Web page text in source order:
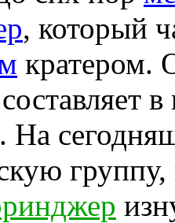
, который
кратером.
На
группу,